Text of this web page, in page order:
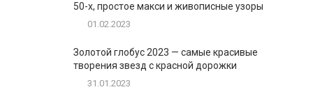
50-х, простое макси и живописные узоры
01.02.2023
Золотой глобус 2023 — самые красивые
творения звезд с красной дорожки
31.01.2023